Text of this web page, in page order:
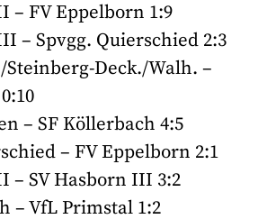
– FV Eppelborn 1:9
– Spvgg. Quierschied 2:3
Steinberg-Deck./Walh. –
– SF Köllerbach 4:5
– FV Eppelborn 2:1
– SV Hasborn III 3:2
– VfL Primstal 1:2